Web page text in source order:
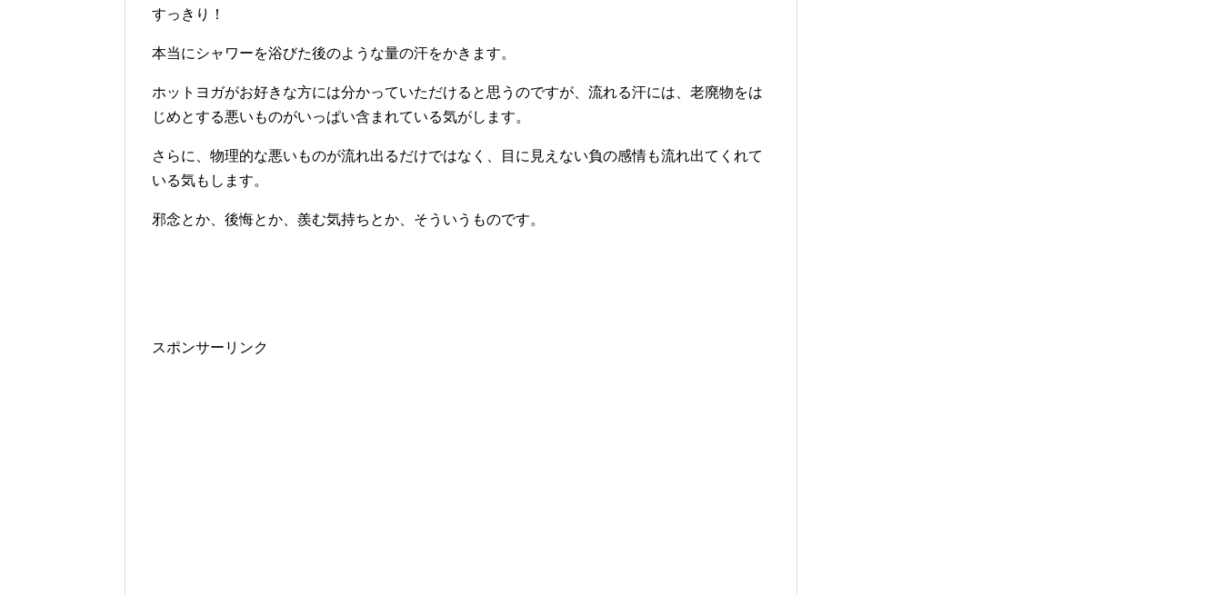
すっきり！
本当にシャワーを浴びた後のような量の汗をかきます。
ホットヨガがお好きな方には分かっていただけると思うのですが、流れる汗には、老廃物をは
じめとする悪いものがいっぱい含まれている気がします。
さらに、物理的な悪いものが流れ出るだけではなく、目に見えない負の感情も流れ出てくれて
いる気もします。
邪念とか、後悔とか、羨む気持ちとか、そういうものです。
スポンサーリンク